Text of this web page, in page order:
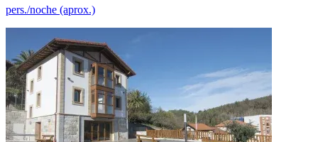
pers./noche (aprox.)